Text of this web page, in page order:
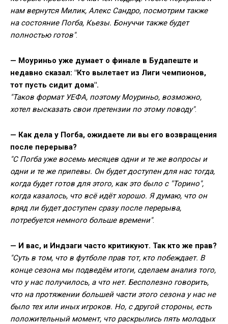
нам вернутся Милик, Алекс Сандро, посмотрим также
на состояние Погба, Кьезы. Бонуччи также будет
полностью готов".
— Моуриньо уже думает о финале в Будапеште и
недавно сказал: "Кто вылетает из Лиги чемпионов,
тот пусть сидит дома".
"Таков формат УЕФА, поэтому Моуриньо, возможно,
хотел высказать свои претензии по этому поводу".
— Как дела у Погба, ожидаете ли вы его возвращения
после перерыва?
"С Погба уже восемь месяцев одни и те же вопросы и
одни и те же припевы. Он будет доступен для нас тогда,
когда будет готов для этого, как это было с "Торино",
когда казалось, что всё идёт хорошо. Я думаю, что он
вряд ли будет доступен сразу после перерыва,
потребуется немного больше времени".
— И вас, и Индзаги часто критикуют. Так кто же прав?
"Суть в том, что в футболе прав тот, кто побеждает. В
конце сезона мы подведём итоги, сделаем анализ того,
что у нас получилось, а что нет. Бесполезно говорить,
что на протяжении большей части этого сезона у нас не
было тех или иных игроков. Но, с другой стороны, есть
положительный момент, что раскрылись пять молодых